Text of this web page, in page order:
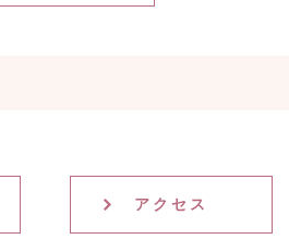
アクセス